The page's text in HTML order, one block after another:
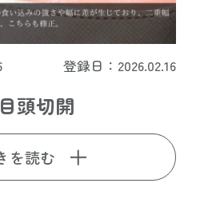
登録日：2026.02.16
頭切開
を読む